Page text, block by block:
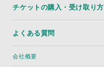
チケットの購入・受け取り
よくある質問
会社概要